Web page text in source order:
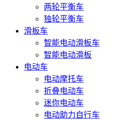
两轮平衡车
独轮平衡车
滑板车
智能电动滑板车
智能电动滑板
电动车
电动摩托车
折叠电动车
迷你电动车
电动助力自行车